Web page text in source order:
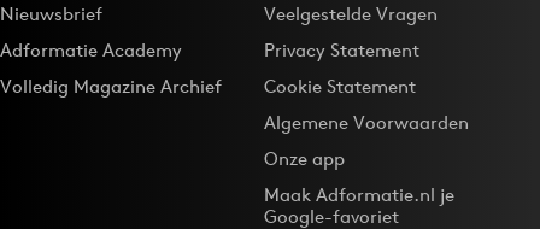
Nieuwsbrief
Adformatie Academy
Volledig Magazine Archief
Veelgestelde Vragen
Privacy Statement
Cookie Statement
Algemene Voorwaarden
Onze app
Maak Adformatie.nl je
Google-favoriet